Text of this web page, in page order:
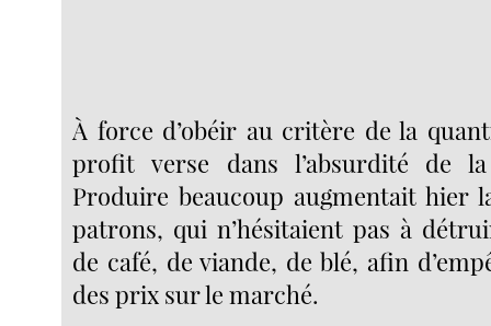
À force d’obéir au critère de la
profit verse dans l’absurdité de
Produire beaucoup augmentait hier
patrons, qui n’hésitaient pas à
de café, de viande, de blé, afin
des prix sur le marché.